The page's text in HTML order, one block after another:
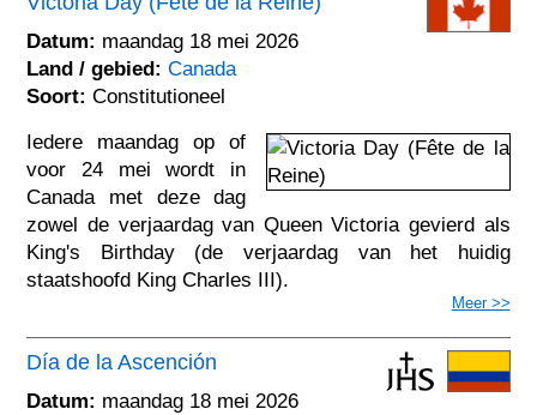
Datum: maandag 18 mei 2026
Land / gebied: Canada
Soort: Constitutioneel
Iedere maandag op of
voor 24 mei wordt in
Canada met deze dag
zowel de verjaardag van Queen Victoria gevierd als
King's Birthday (de verjaardag van het huidig
staatshoofd King Charles III).
Meer >>
Día de la Ascención
Datum: maandag 18 mei 2026